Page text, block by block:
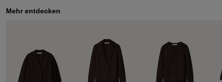
Mehr entdecken